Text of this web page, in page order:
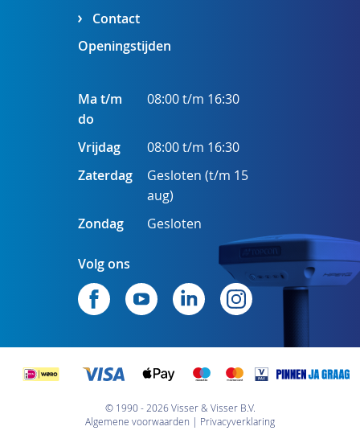
Contact
Openingstijden
Ma t/m
do
08:00 t/m 16:30
Vrijdag
08:00 t/m 16:30
Zaterdag
Gesloten (t/m 15
aug)
Zondag
Gesloten
Volg ons
© 1990 - 2026 Visser & Visser B.V.
Algemene voorwaarden
Privacyverklaring